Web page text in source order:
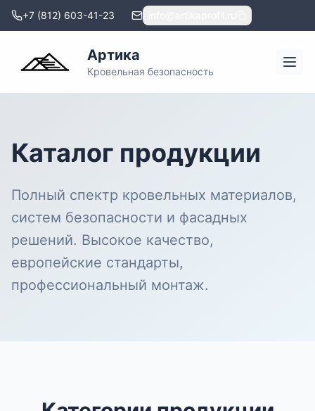
+7 (812) 603-41-23
Артика
Кровельная безопасность
Каталог продукции
Полный спектр кровельных материалов,
систем безопасности и фасадных
решений. Высокое качество,
европейские стандарты,
профессиональный монтаж.